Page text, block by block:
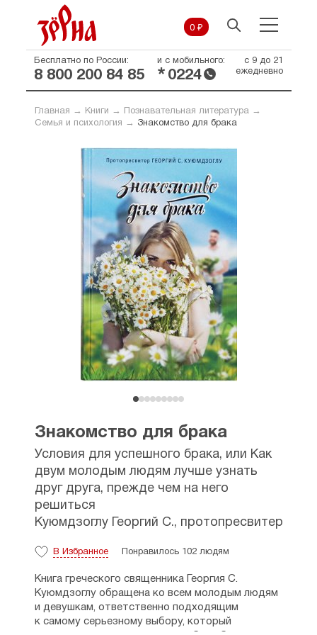
0 ₽
Бесплатно по России:
8 800 200 84 85
и с мобильного:
* 0224
с 9 до 21
ежедневно
Главная → Книги → Познавательная литература→
Семья и психология → Знакомство для брака
Знакомство для брака
Условия для успешного брака, или Как
двум молодым людям лучше узнать
друг друга, прежде чем на него
решиться
Куюмдзоглу Георгий С., протопресвитер
В Избранное Понравилось 102 людям
Книга греческого священника Георгия С.
Куюмдзоглу обращена ко всем молодым людям
и девушкам, ответственно подходящим
к самому серьезному выбору, который